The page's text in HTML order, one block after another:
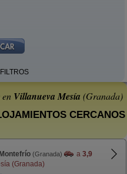
Villanueva Mesía (Granada)
CERCANOS
Montefrío (Granada) a 3,9
(Granada)